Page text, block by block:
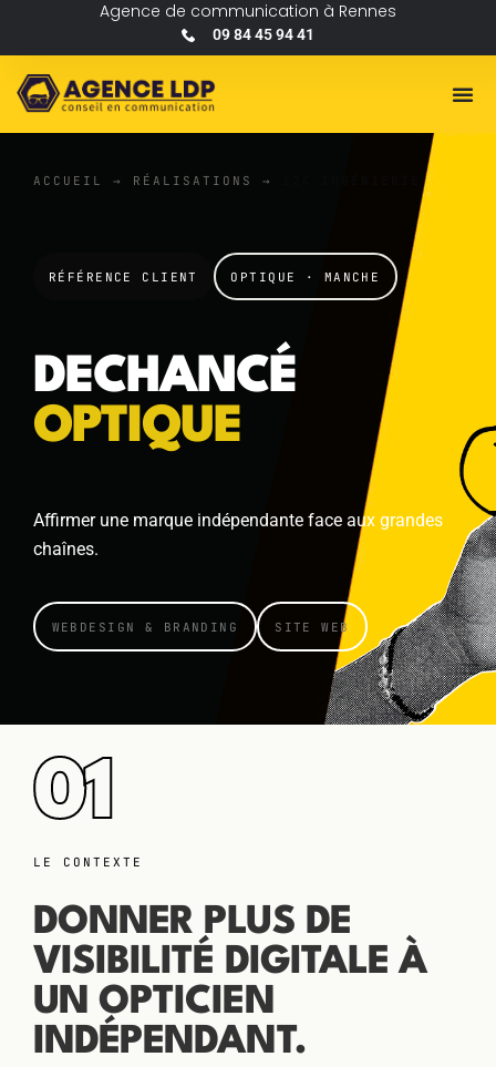
Agence de communication à Rennes
09 84 45 94 41
ACCUEIL → RÉALISATIONS →
RÉFÉRENCE CLIENT OPTIQUE · MANCHE
DECHANCÉ
OPTIQUE
Affirmer une marque indépendante face aux grandes
chaînes.
WEBDESIGN & BRANDING SITE WEB
01
LE CONTEXTE
DONNER PLUS DE
VISIBILITÉ DIGITALE À
UN OPTICIEN
INDÉPENDANT.